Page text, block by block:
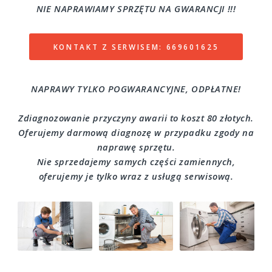
NIE NAPRAWIAMY SPRZĘTU NA GWARANCJI !!!
KONTAKT Z SERWISEM: 669601625
NAPRAWY TYLKO POGWARANCYJNE, ODPŁATNE!
Zdiagnozowanie przyczyny awarii to koszt 80 złotych.
Oferujemy darmową diagnozę w przypadku zgody na
naprawę sprzętu.
Nie sprzedajemy samych części zamiennych,
oferujemy je tylko wraz z usługą serwisową.